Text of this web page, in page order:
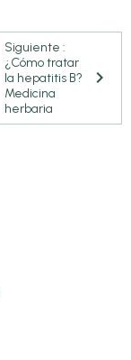
Siguiente :
¿Cómo tratar
la hepatitis B?
Medicina
herbaria